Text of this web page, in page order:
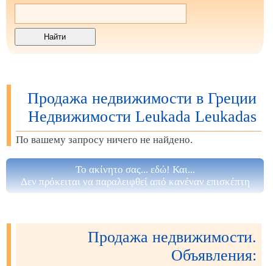
Продажа недвижимости в Греции
Недвижимости Leukada Leukadas
По вашему запросу ничего не найдено.
Το ακίνητο σας... εδώ! Και...
Δεν πρόκειται να παραλειφθεί από κανέναν επισκέπτη
Продажа недвижимости.
Объявления: